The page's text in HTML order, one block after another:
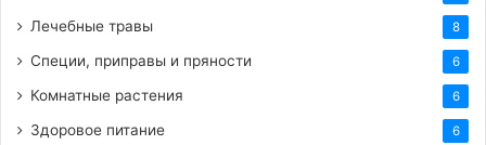
Лечебные травы 8
Специи, приправы и пряности 6
Комнатные растения 6
Здоровое питание 6